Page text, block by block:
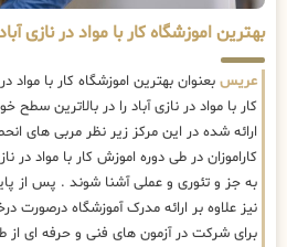
بهترین اموزشگاه کار با مواد در نازی
عریس بعنوان بهترین اموزشگاه کار با مواد
کار با مواد در نازی آباد را در بالاترین سطح
ارائه شده در این مرکز زیر نظر مربی های
کاراموزان در طی دوره اموزش کار با مواد در
به جز و تئوری و عملی آشنا شوند . پس از
نیز علاوه بر ارائه مدرک آموزشگاه درصورت
برای شرکت در آزمون های فنی و حرفه ای از